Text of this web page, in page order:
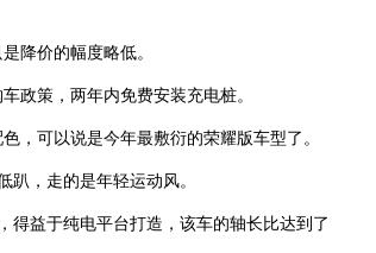
降价的幅度略低。
政策，两年内免费安装充电桩。
，可以说是今年最敷衍的荣耀版车型了。
趴，走的是年轻运动风。
得益于纯电平台打造，该车的轴长比达到了